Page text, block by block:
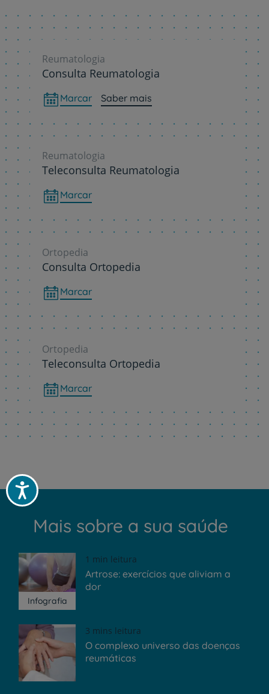
Acessibilidade
Reumatologia
Consulta Reumatologia
Marcar Saber mais
Reumatologia
Teleconsulta Reumatologia
Marcar
Ortopedia
Consulta Ortopedia
Marcar
Ortopedia
Teleconsulta Ortopedia
Marcar
Mais sobre a sua saúde
Infografia
1 min leitura
Artrose: exercícios que aliviam a
dor
3 mins leitura
O complexo universo das doenças
reumáticas